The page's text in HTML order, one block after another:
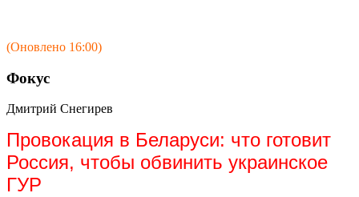
(Оновлено 16:00)
Фокус
Дмитрий Снегирев
Провокация в Беларуси: что готовит
Россия, чтобы обвинить украинское
ГУР